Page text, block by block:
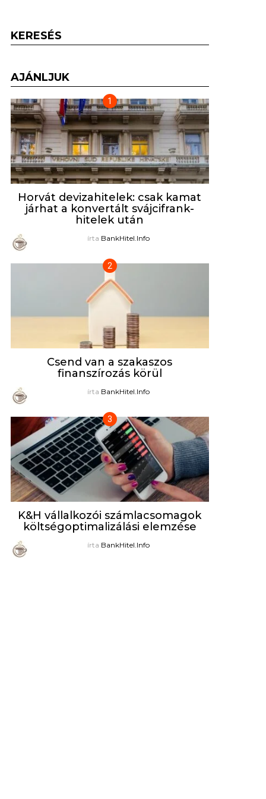
KERESÉS
AJÁNLJUK
Horvát devizahitelek: csak kamat
járhat a konvertált svájcifrank-
hitelek után
írta BankHitel.Info
Csend van a szakaszos
finanszírozás körül
írta BankHitel.Info
K&H vállalkozói számlacsomagok
költségoptimalizálási elemzése
írta BankHitel.Info